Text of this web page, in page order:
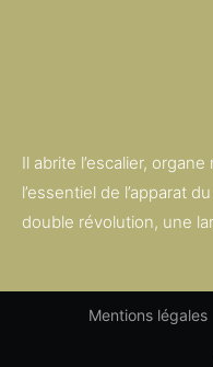
Il abrite l’escalier,
l’essentiel de l’apparat
double révolution, une
Mentions légales